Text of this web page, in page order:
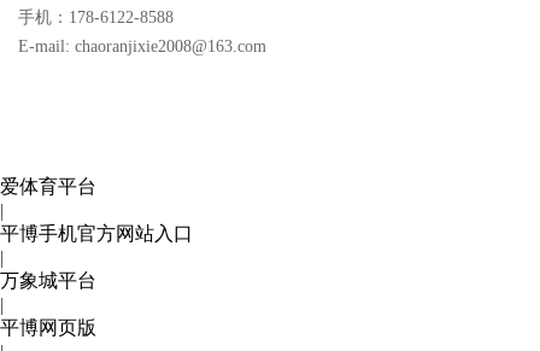
手机：178-6122-8588
E-mail: chaoranjixie2008@163.com
爱体育平台
|
平博手机官方网站入口
|
万象城平台
|
平博网页版